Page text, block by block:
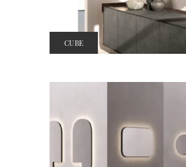
CUBE